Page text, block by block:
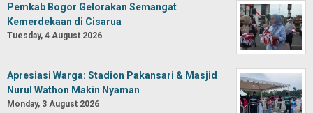
Pemkab Bogor Gelorakan Semangat
Kemerdekaan di Cisarua
Tuesday, 4 August 2026
Apresiasi Warga: Stadion Pakansari & Masjid
Nurul Wathon Makin Nyaman
Monday, 3 August 2026